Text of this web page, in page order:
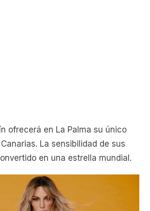
ofrecerá en La Palma su único
La sensibilidad de sus
en una estrella mundial.